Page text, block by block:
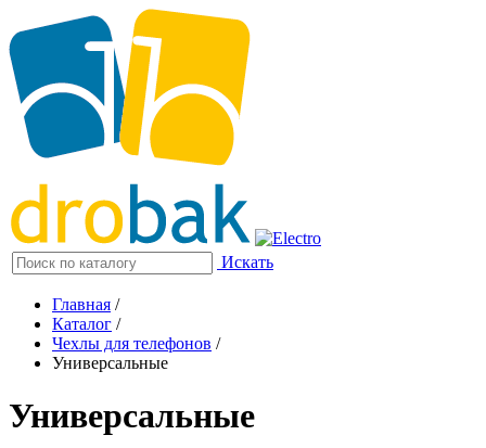
Искать
Главная /
Каталог /
Чехлы для телефонов /
Универсальные
Универсальные